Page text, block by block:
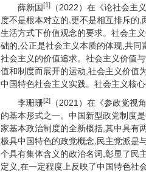
薛新国[1]
（2022）在《论社会主
度不是根本对立的,更不是相互排斥的
生活方式下价值观念的要求。社会主
础的,公正是社会主义本质的体现,共
社会主义的价值追求。社会主义价值
值和制度而展开的运动,社会主义价值
中国特色社会主义实践。社会主义核
李珊珊[2]
（2021）在《参政党视
的基本形式之一。中国新型政党制度
家基本政治制度的全新概括,其中具有
极具中国特色的政党概念,民主党派是
个具有集体含义的政治名词,彰显了民
定义,在一定程度上反映了中国特色社